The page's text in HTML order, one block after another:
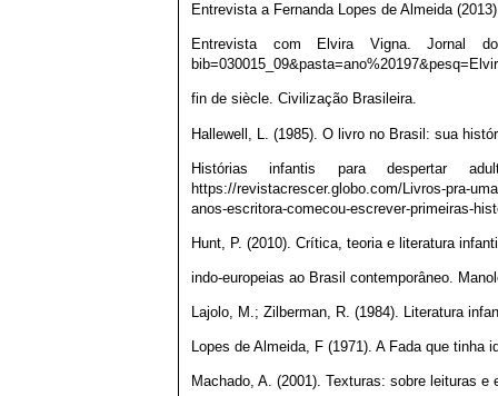
Entrevista a Fernanda Lopes de Almeida
Entrevista com Elvira Vigna. Jornal do
fin de siècle. Civilização Brasileira.
Hallewell, L. (1985). O livro no Brasil: sua
Histórias infantis para
https://revistacrescer.globo.com/Livros-pra-
anos-escritora-comecou-escrever-primeiras-
Hunt, P. (2010). Crítica, teoria e literatura
indo-europeias ao Brasil contemporâneo.
Lajolo, M.; Zilberman, R. (1984). Literatura
Lopes de Almeida, F (1971). A Fada que tinha
Machado, A. (2001). Texturas: sobre leituras e